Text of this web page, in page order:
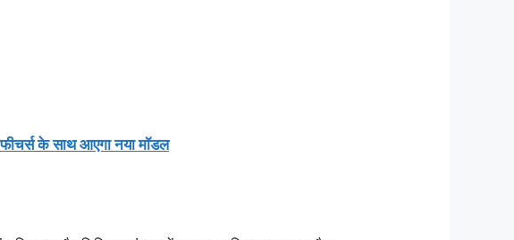
के साथ आएगा नया मॉडल